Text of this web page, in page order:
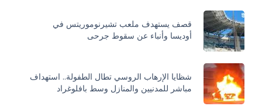
قصف يستهدف ملعب تشيرنوموريتس في
أوديسا وأنباء عن سقوط جرحى
شظايا الإرهاب الروسي تطال الطفولة.. استهداف
مباشر للمدنيين والمنازل وسط بافلوغراد